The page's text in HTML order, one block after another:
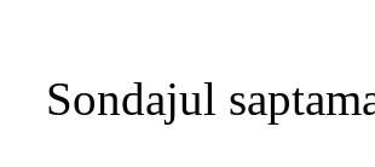
Sondajul